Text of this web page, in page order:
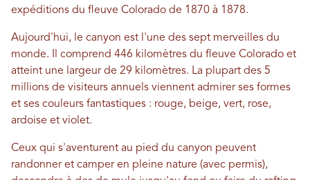
expéditions du fleuve Colorado de 1870 à 1878.
Aujourd'hui, le canyon est l'une des sept merveilles du
monde. Il comprend 446 kilomètres du fleuve Colorado et
atteint une largeur de 29 kilomètres. La plupart des 5
millions de visiteurs annuels viennent admirer ses formes
et ses couleurs fantastiques : rouge, beige, vert, rose,
ardoise et violet.
Ceux qui s'aventurent au pied du canyon peuvent
randonner et camper en pleine nature (avec permis),